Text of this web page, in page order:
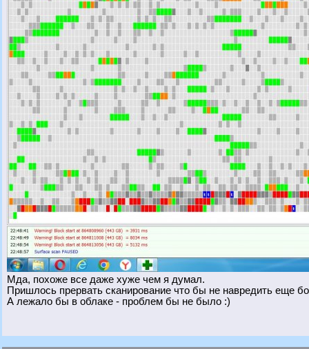
Мда, похоже все даже хуже чем я думал.
Пришлось прервать сканирование что бы не навредить еще
А лежало бы в облаке - проблем бы не было :)